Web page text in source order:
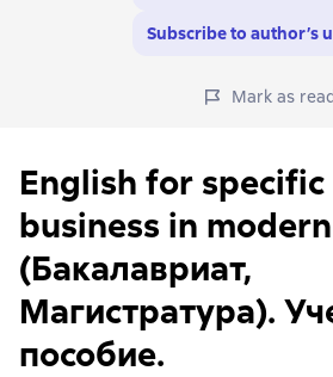
Subscribe to author’s
Mark as
English for
business in
(Бакалавриат,
Магистратура).
пособие.